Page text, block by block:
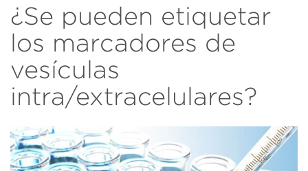
¿Se pueden etiquetar
los marcadores de
vesículas
intra/extracelulares?